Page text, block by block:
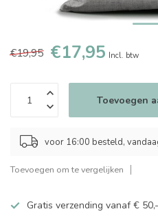
€19,95 €17,95 Incl. btw
Toevoegen
voor 16:00 besteld,
Toevoegen om te vergelijken
Gratis verzending vanaf € 50,-